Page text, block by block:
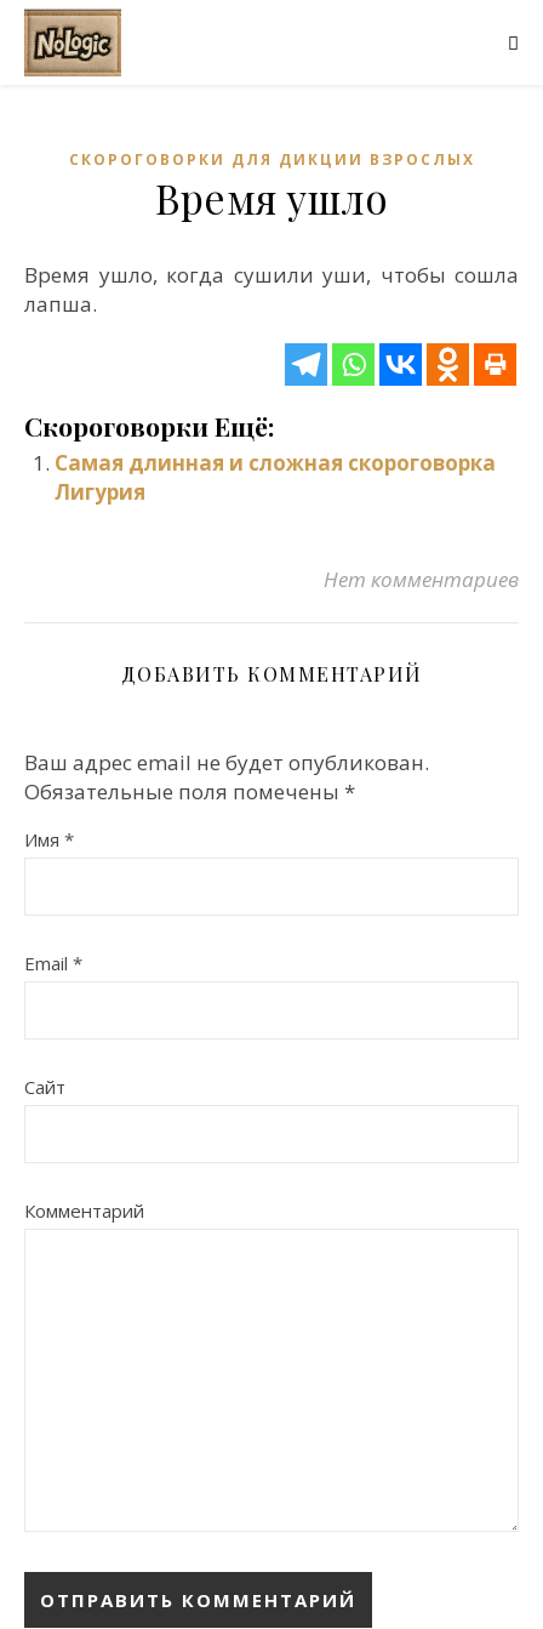
СКОРОГОВОРКИ ДЛЯ ДИКЦИИ ВЗРОСЛЫХ
Время ушло
Время ушло, когда сушили уши, чтобы сошла
лапша.
Скороговорки Ещё:
Самая длинная и сложная скороговорка
Лигурия
Нет комментариев
ДОБАВИТЬ КОММЕНТАРИЙ
Ваш адрес email не будет опубликован.
Обязательные поля помечены *
Имя *
Email *
Сайт
Комментарий